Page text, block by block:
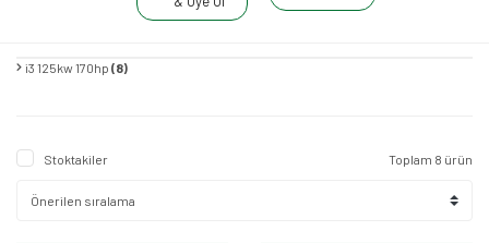
i3 125kw 170hp (8)
Stoktakiler Toplam 8 ürün